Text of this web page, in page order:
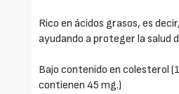
Rico en ácidos grasos, es
ayudando a proteger la salud
Bajo contenido en colesterol
contienen 45 mg.)